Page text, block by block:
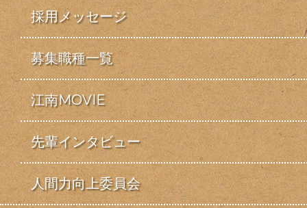
採用メッセージ
募集職種一覧
江南MOVIE
先輩インタビュー
人間力向上委員会